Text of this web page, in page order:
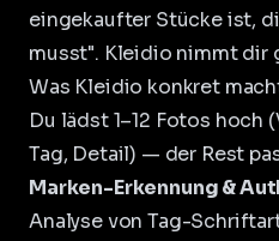
eingekaufter Stücke ist,
musst". Kleidio nimmt dir
Was Kleidio konkret
Du lädst 1–12 Fotos hoch
Tag, Detail) — der Rest
Marken-Erkennung &
Analyse von Tag-